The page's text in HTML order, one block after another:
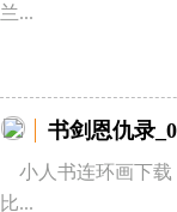
兰...
书剑恩仇录
小人书连环画下
比...